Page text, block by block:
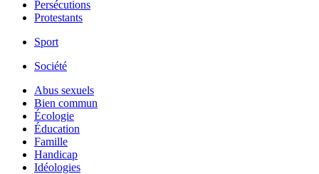
Persécutions
Protestants
Sport
Société
Abus sexuels
Bien commun
Écologie
Éducation
Famille
Handicap
Idéologies